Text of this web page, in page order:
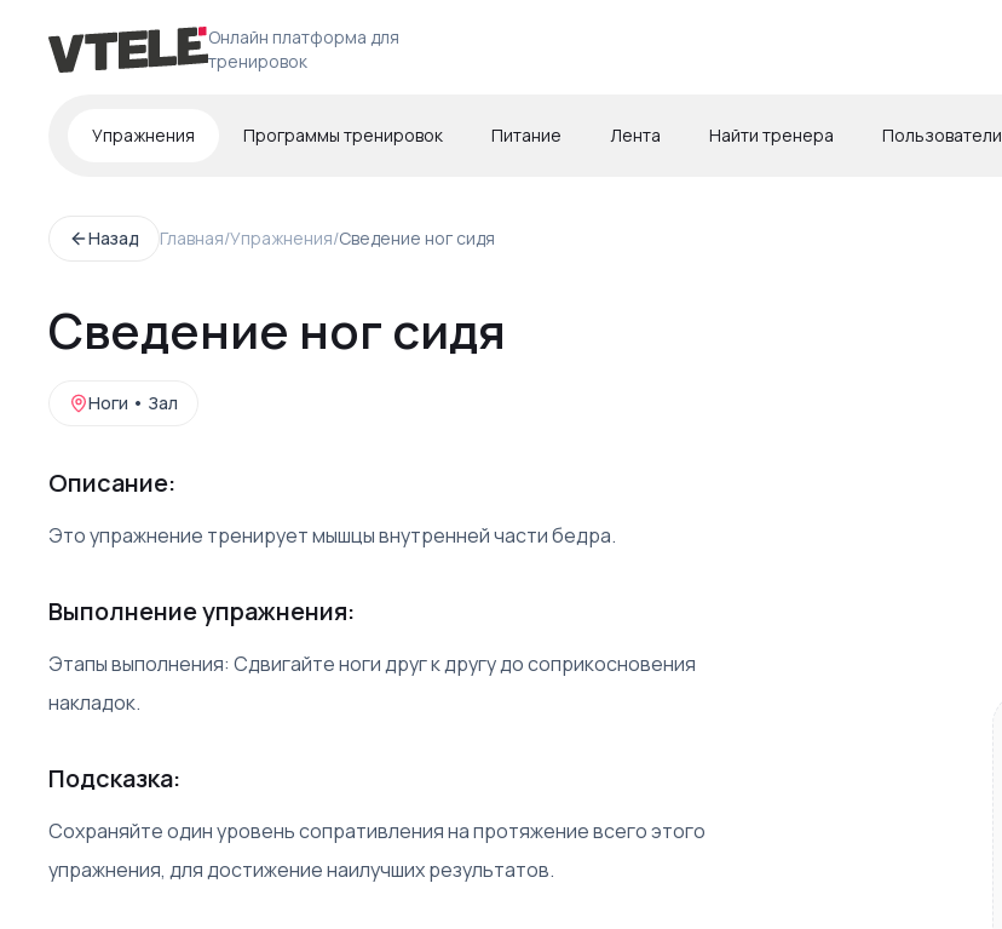
Онлайн платформа для
тренировок
Упражнения Программы тренировок Питание Лента Найти тренера Пользователи
Назад Главная/Упражнения/Сведение ног сидя
Сведение ног сидя
Ноги • Зал
Описание:
Это упражнение тренирует мышцы внутренней части бедра.
Выполнение упражнения:
Этапы выполнения: Сдвигайте ноги друг к другу до соприкосновения
накладок.
Подсказка:
Сохраняйте один уровень сопративления на протяжение всего этого
упражнения, для достижение наилучших результатов.